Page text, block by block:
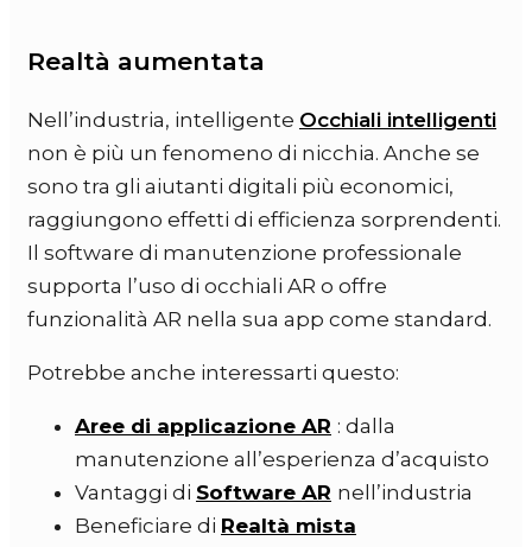
Realtà aumentata
Nell’industria, intelligente Occhiali intelligenti
non è più un fenomeno di nicchia. Anche se
sono tra gli aiutanti digitali più economici,
raggiungono effetti di efficienza sorprendenti.
Il software di manutenzione professionale
supporta l’uso di occhiali AR o offre
funzionalità AR nella sua app come standard.
Potrebbe anche interessarti questo:
Aree di applicazione AR : dalla
manutenzione all’esperienza d’acquisto
Vantaggi di Software AR nell’industria
Beneficiare di Realtà mista